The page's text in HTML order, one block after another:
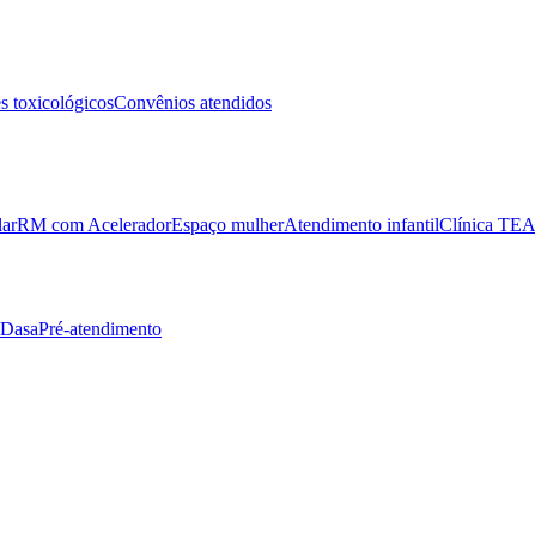
toxicológicosConvênios atendidos
RM com AceleradorEspaço mulherAtendimento infantilClínica TEA
Pré-atendimento